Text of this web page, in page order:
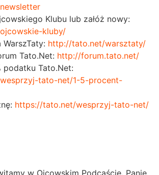
Klubu lub załóż nowy:
kluby/
WarszTaty: http://tato.net/warsztaty/
Tato.Net: http://forum.tato.net/
podatku Tato.Net:
tato-net/1-5-procent-
https://tato.net/wesprzyj-tato-net/